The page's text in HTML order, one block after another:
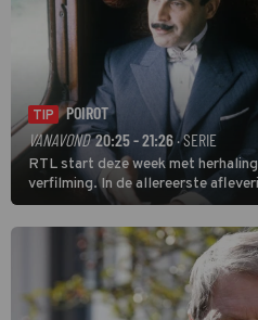
TIP
POIROT
VANAVOND 20:25 - 21:26 · SERIE
RTL start deze week met
verfilming. In de allereerste
speurder op zoek naar een
verwikkeld in een moordzaak. (HH)